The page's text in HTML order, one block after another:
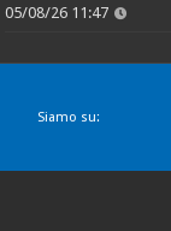
05/08/26 11:47
Siamo su: